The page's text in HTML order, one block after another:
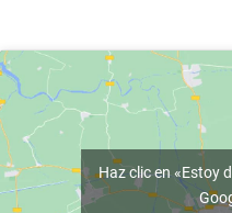
Haz clic en «Estoy